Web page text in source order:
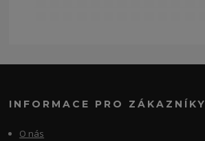
INFORMACE PRO ZÁKAZNÍKY
O nás